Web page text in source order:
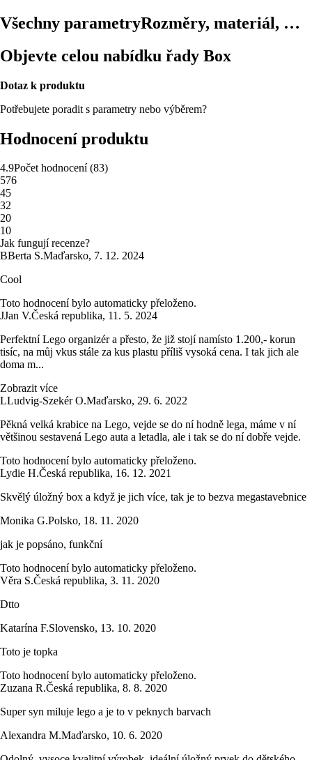
Všechny parametryRozměry, materiál, …
Objevte celou nabídku řady Box
Dotaz k produktu
Potřebujete poradit s parametry nebo výběrem?
Hodnocení produktu
4.9Počet hodnocení(83)
576
45
32
20
10
Jak fungují recenze?
BBerta S.Maďarsko, 7. 12. 2024
Cool
Toto hodnocení bylo automaticky přeloženo.
JJan V.Česká republika, 11. 5. 2024
Perfektní Lego organizér a přesto, že již stojí namísto 1.200,- korun
tisíc, na můj vkus stále za kus plastu příliš vysoká cena. I tak jich ale
doma m...
Zobrazit více
LLudvig-Szekér O.Maďarsko, 29. 6. 2022
Pěkná velká krabice na Lego, vejde se do ní hodně lega, máme v ní
většinou sestavená Lego auta a letadla, ale i tak se do ní dobře vejde.
Toto hodnocení bylo automaticky přeloženo.
Lydie H.Česká republika, 16. 12. 2021
Skvělý úložný box a když je jich více, tak je to bezva megastavebnice
Monika G.Polsko, 18. 11. 2020
jak je popsáno, funkční
Toto hodnocení bylo automaticky přeloženo.
Věra S.Česká republika, 3. 11. 2020
Dtto
Katarína F.Slovensko, 13. 10. 2020
Toto je topka
Toto hodnocení bylo automaticky přeloženo.
Zuzana R.Česká republika, 8. 8. 2020
Super syn miluje lego a je to v peknych barvach
Alexandra M.Maďarsko, 10. 6. 2020